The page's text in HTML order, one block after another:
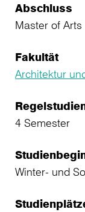
Abschluss
Master of Arts
Fakultät
Architektur
4 Semester
Winter- und